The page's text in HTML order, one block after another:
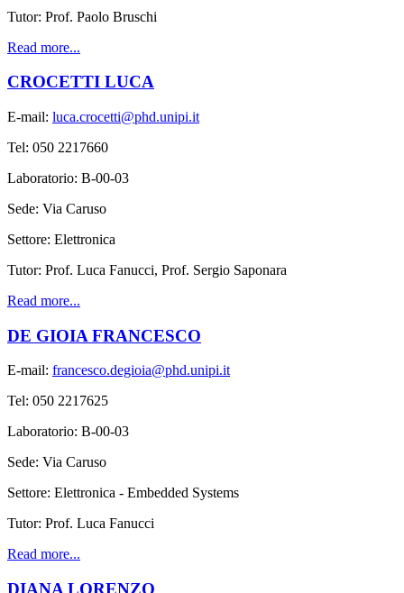
Tutor: Prof. Paolo Bruschi
Read more...
CROCETTI LUCA
E-mail: luca.crocetti@phd.unipi.it
Tel: 050 2217660
Laboratorio: B-00-03
Sede: Via Caruso
Settore: Elettronica
Tutor: Prof. Luca Fanucci, Prof. Sergio Saponara
Read more...
DE GIOIA FRANCESCO
E-mail: francesco.degioia@phd.unipi.it
Tel: 050 2217625
Laboratorio: B-00-03
Sede: Via Caruso
Settore: Elettronica - Embedded Systems
Tutor: Prof. Luca Fanucci
Read more...
DIANA LORENZO